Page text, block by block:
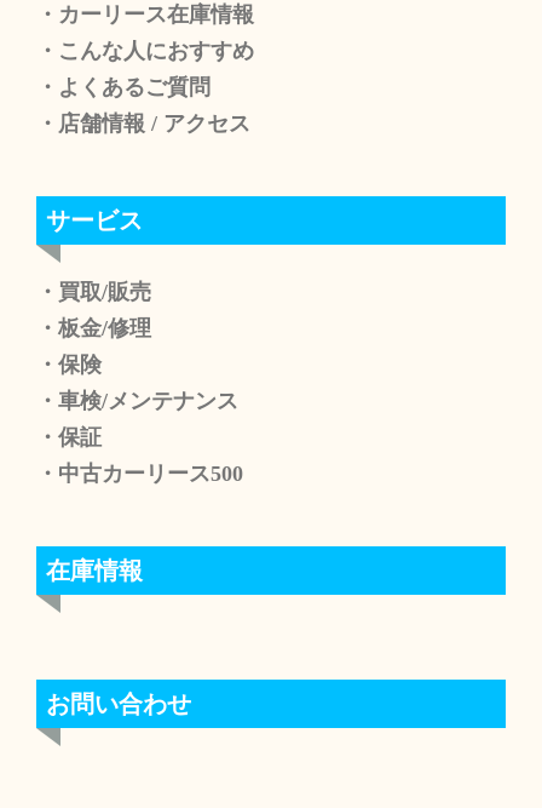
・カーリース在庫情報
・こんな人におすすめ
・よくあるご質問
・店舗情報 / アクセス
サービス
・買取/販売
・板金/修理
・保険
・車検/メンテナンス
・保証
・中古カーリース500
在庫情報
お問い合わせ